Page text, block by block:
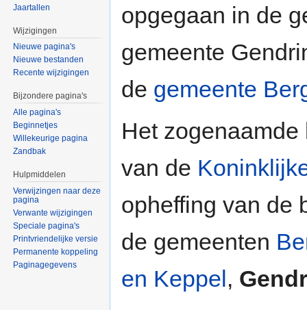
opgegaan in de
gemeente
de gemeente
Het
van de
opheffing van de
de gemeenten
en Keppel ,
Jaartallen
Wijzigingen
Nieuwe pagina's
Nieuwe bestanden
Recente wijzigingen
Bijzondere pagina's
Alle pagina's
Beginnetjes
Willekeurige pagina
Zandbak
Hulpmiddelen
Verwijzingen naar deze
pagina
Verwante wijzigingen
Speciale pagina's
Printvriendelijke versie
Permanente koppeling
Paginagegevens